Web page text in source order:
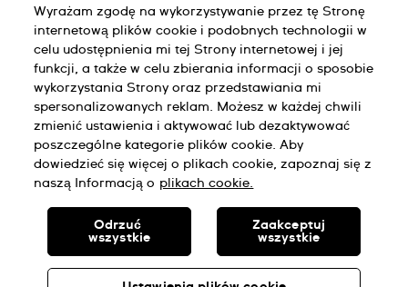
Warunki sprzedaży
Odstąp od umowy
Polityka Prywatności Pliki Cookie
Regulamin Sklepu
SWISS MADE
© SWATCH AG 2026. WSZELKIE PRAWA ZASTRZEŻONE: SWISS
Wyrażam zgodę na wykorzystywanie przez tę Stronę
internetową plików cookie i podobnych technologii w
celu udostępnienia mi tej Strony internetowej i jej
funkcji, a także w celu zbierania informacji o sposobie
wykorzystania Strony oraz przedstawiania mi
spersonalizowanych reklam. Możesz w każdej chwili
zmienić ustawienia i aktywować lub dezaktywować
poszczególne kategorie plików cookie. Aby
dowiedzieć się więcej o plikach cookie, zapoznaj się z
naszą Informacją o plikach cookie.
Odrzuć
wszystkie
Zaakceptuj
wszystkie